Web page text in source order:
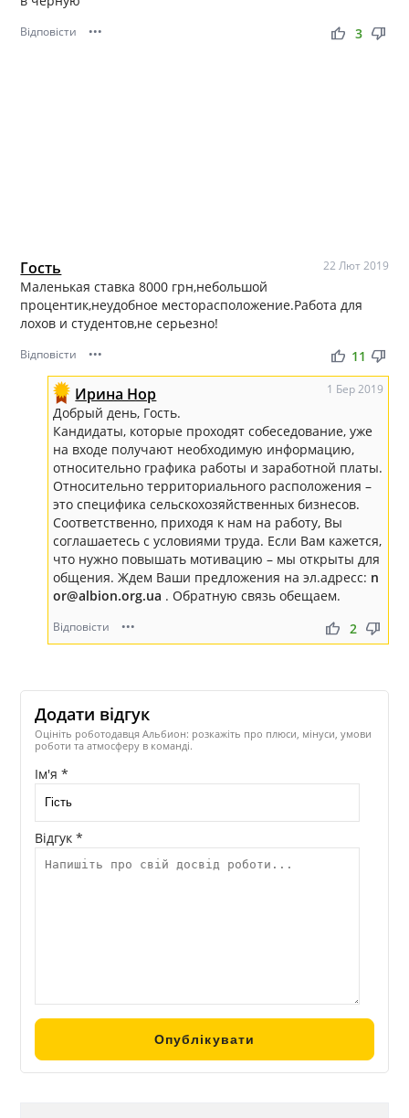
Відповісти ••• thumb_up thumb_down
3
Гость 22 Лют 2019
Маленькая ставка 8000 грн,небольшой
процентик,неудобное месторасположение.Работа для
лохов и студентов,не серьезно!
Відповісти ••• thumb_up thumb_down
11
Ирина Нор 1 Бер 2019
Добрый день, Гость.
Кандидаты, которые проходят собеседование, уже
на входе получают необходимую информацию,
относительно графика работы и заработной платы.
Относительно территориального расположения –
это специфика сельскохозяйственных бизнесов.
Соответственно, приходя к нам на работу, Вы
соглашаетесь с условиями труда. Если Вам кажется,
что нужно повышать мотивацию – мы открыты для
общения. Ждем Ваши предложения на эл.адресс: n
or@albion.org.ua . Обратную связь обещаем.
Відповісти ••• thumb_up thumb_down
2
Додати відгук
Оцініть роботодавця Альбион: розкажіть про плюси, мінуси, умови
роботи та атмосферу в команді.
Ім'я *
Відгук *